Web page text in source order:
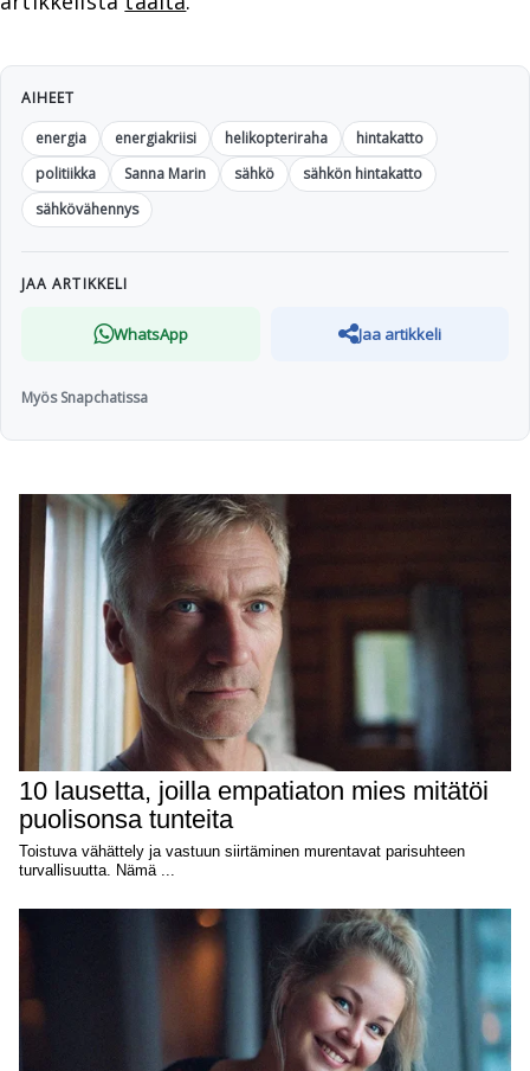
AIHEET
energia
energiakriisi helikopteriraha
hintakatto
politiikka
Sanna Marin sähkö
sähkön hintakatto
sähkövähennys
JAA ARTIKKELI
WhatsApp Jaa artikkeli
Myös Snapchatissa